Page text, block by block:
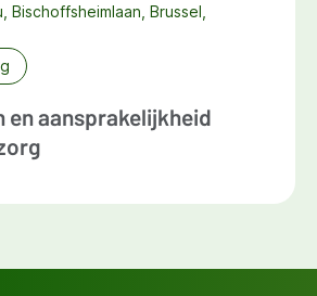
Bischoffsheimlaan, Brussel,
en aansprakelijkheid